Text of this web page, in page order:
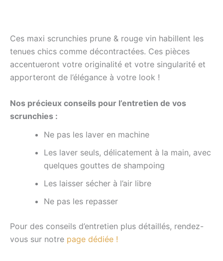
Ces maxi scrunchies prune & rouge vin habillent les
tenues chics comme décontractées. Ces pièces
accentueront votre originalité et votre singularité et
apporteront de l’élégance à votre look !
Nos précieux conseils pour l’entretien de vos
scrunchies :
Ne pas les laver en machine
Les laver seuls, délicatement à la main, avec
quelques gouttes de shampoing
Les laisser sécher à l’air libre
Ne pas les repasser
Pour des conseils d’entretien plus détaillés, rendez-
vous sur notre page dédiée !